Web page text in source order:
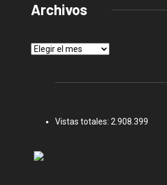
Archivos
Archivos
Vistas totales: 2.908.399